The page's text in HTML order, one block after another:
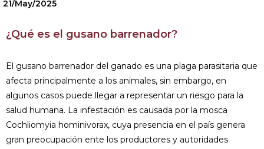
21/May/2025
¿Qué es el gusano barrenador?
El gusano barrenador del ganado es una plaga parasitaria que
afecta principalmente a los animales, sin embargo, en
algunos casos puede llegar a representar un riesgo para la
salud humana. La infestación es causada por la mosca
Cochliomyia hominivorax, cuya presencia en el país genera
gran preocupación ente los productores y autoridades